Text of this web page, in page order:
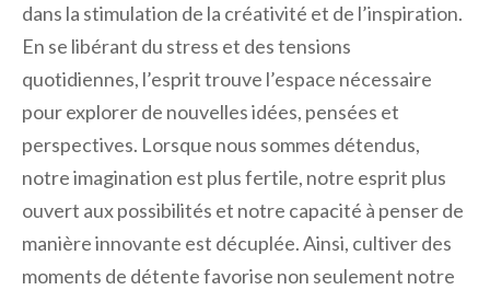
dans la stimulation de la créativité et de l’inspiration.
En se libérant du stress et des tensions
quotidiennes, l’esprit trouve l’espace nécessaire
pour explorer de nouvelles idées, pensées et
perspectives. Lorsque nous sommes détendus,
notre imagination est plus fertile, notre esprit plus
ouvert aux possibilités et notre capacité à penser de
manière innovante est décuplée. Ainsi, cultiver des
moments de détente favorise non seulement notre